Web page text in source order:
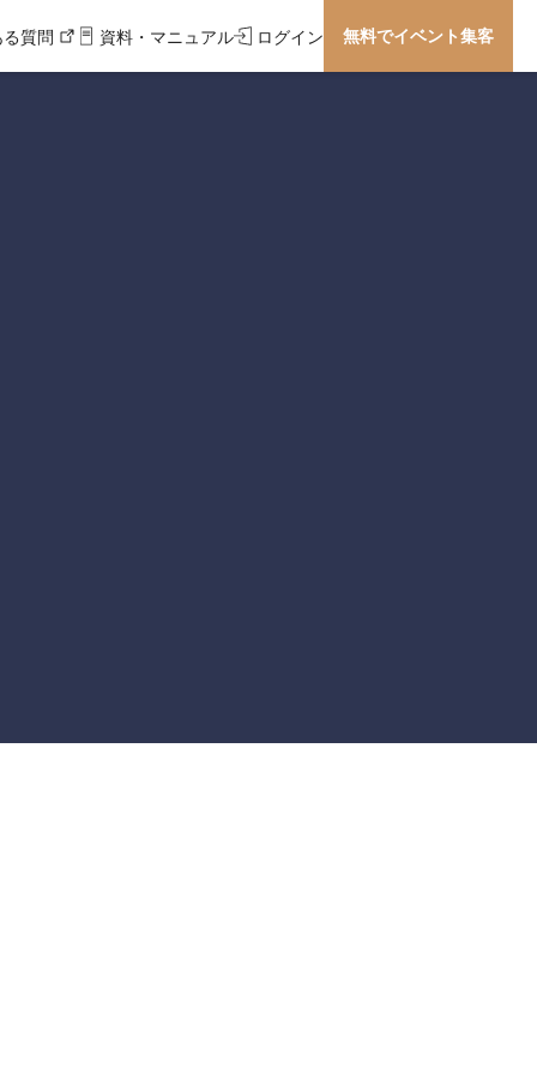
質問 資料・マニュアル ログイン 無料でイベント集客